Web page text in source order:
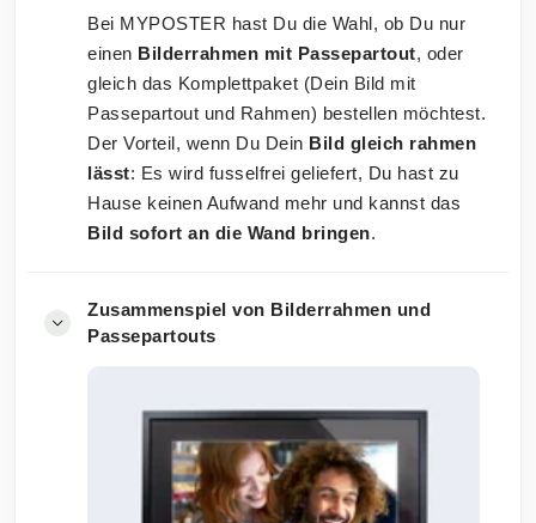
Bei MYPOSTER hast Du die Wahl, ob Du nur
einen Bilderrahmen mit Passepartout, oder
gleich das Komplettpaket (Dein Bild mit
Passepartout und Rahmen) bestellen möchtest.
Der Vorteil, wenn Du Dein Bild gleich rahmen
lässt: Es wird fusselfrei geliefert, Du hast zu
Hause keinen Aufwand mehr und kannst das
Bild sofort an die Wand bringen.
Zusammenspiel von Bilderrahmen und
Passepartouts